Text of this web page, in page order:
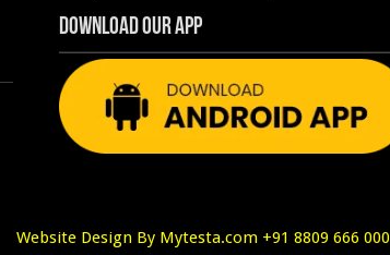
Download Our App
Website Design By Mytesta.com +91 8809 666 000